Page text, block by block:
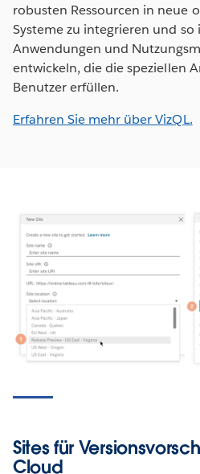
robusten Ressourcen in neue
Systeme zu integrieren und so
Anwendungen und
entwickeln, die die speziellen
Benutzer erfüllen.
Erfahren Sie mehr über VizQL.
Sites für
Cloud